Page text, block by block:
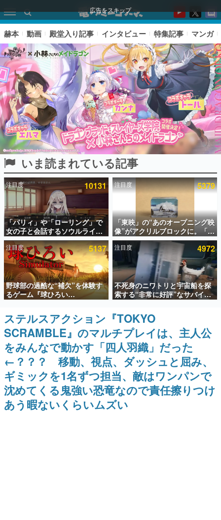
広告をスキップ
ピックアップ
電ファミのいま読まれている記事ランキング
アプリセール情報
インタビュー
連載・特集一覧
殿堂入り記事
SNS拡散数が数千以上！ ページビュー数万以上！ などな
ど。多くの人々に読まれた、電ファミ渾身の“殿堂入り”記
事をまとめました。
ゲームの企画書
名作ゲームクリエイターの方々に製作時のエピソードをお
聞きし、ヒットする企画（ゲーム）とは何か？を探ってい
きます。
赫本
この物語を解いてはいけない。『赫本』は、〈試験問題〉
の形をした短編ホラー小説集です。
新世代に訊く
これからのデジタルゲーム市場を担う若きクリエイター達
の姿を追い、彼らのルーツと情熱を探っていきます。
赫本 動画 殿堂入り記事 インタビュー 特集記事 マンガ
いま読まれている記事
注目度 10131
「パリィ」や「ローリング」で
女の子と会話するソウルライク
恋愛ゲーム『小早川さんはソウ
ルライク』無料公開。返事に失
敗すると「YOU DIED」
注目度 5379
「東映」の“あのオープニング映
像”がアクリルブロックに。「東
映ヒストリカル グッズコレクシ
ョン」が8月下旬より発売
注目度 5137
野球部の過酷な“補欠”を体験す
るゲーム『球ひろい
Simulator』が「1件」のウィッ
対応しSNSで話題に。『キング
ダム・カム』開発元やチェコの
プロ野球選手から称賛の声
注目度 4972
不死身のニワトリと宇宙船を探
索する“非常に好評”なサバイバ
ルゲーム『Breathedge』が無
料で配布中。入手できる期間は8
月10日まで
ステルスアクション『TOKYO
SCRAMBLE』のマルチプレイは、主人公
をみんなで動かす「四人羽織」だった
←？？？ 移動、視点、ダッシュと屈み、
ギミックを1名ずつ担当、敵はワンパンで
沈めてくる鬼強い恐竜なので責任擦りつけ
あう暇ないくらいムズい